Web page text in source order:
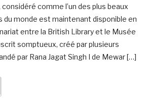
comme l’un des plus beaux
du monde est maintenant disponible en
entre la British Library et le Musée
somptueux, créé par plusieurs
par Rana Jagat Singh I de Mewar […]